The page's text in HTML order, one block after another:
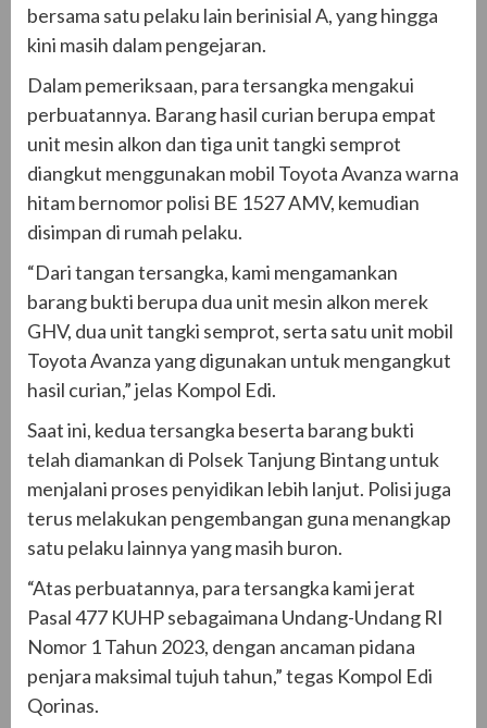
bersama satu pelaku lain berinisial A, yang hingga
kini masih dalam pengejaran.
Dalam pemeriksaan, para tersangka mengakui
perbuatannya. Barang hasil curian berupa empat
unit mesin alkon dan tiga unit tangki semprot
diangkut menggunakan mobil Toyota Avanza warna
hitam bernomor polisi BE 1527 AMV, kemudian
disimpan di rumah pelaku.
“Dari tangan tersangka, kami mengamankan
barang bukti berupa dua unit mesin alkon merek
GHV, dua unit tangki semprot, serta satu unit mobil
Toyota Avanza yang digunakan untuk mengangkut
hasil curian,” jelas Kompol Edi.
Saat ini, kedua tersangka beserta barang bukti
telah diamankan di Polsek Tanjung Bintang untuk
menjalani proses penyidikan lebih lanjut. Polisi juga
terus melakukan pengembangan guna menangkap
satu pelaku lainnya yang masih buron.
“Atas perbuatannya, para tersangka kami jerat
Pasal 477 KUHP sebagaimana Undang-Undang RI
Nomor 1 Tahun 2023, dengan ancaman pidana
penjara maksimal tujuh tahun,” tegas Kompol Edi
Qorinas.